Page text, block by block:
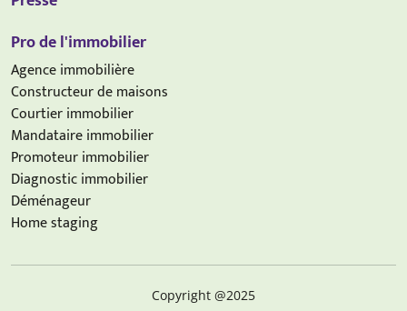
Pro de l'immobilier
Agence immobilière
Constructeur de maisons
Courtier immobilier
Mandataire immobilier
Promoteur immobilier
Diagnostic immobilier
Déménageur
Home staging
Copyright @2025